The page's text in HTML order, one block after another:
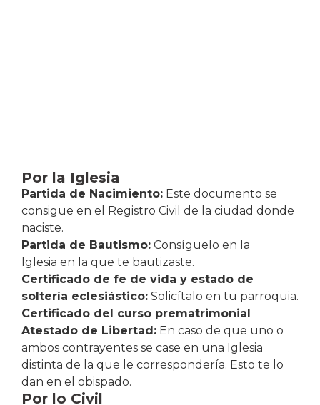
Por la Iglesia
Partida de Nacimiento: Este documento se
consigue en el Registro Civil de la ciudad donde
naciste.
Partida de Bautismo: Consíguelo en la
Iglesia en la que te bautizaste.
Certificado de fe de vida y estado de
soltería eclesiástico: Solicítalo en tu parroquia.
Certificado del curso prematrimonial
Atestado de Libertad: En caso de que uno o
ambos contrayentes se case en una Iglesia
distinta de la que le correspondería. Esto te lo
dan en el obispado.
Por lo Civil